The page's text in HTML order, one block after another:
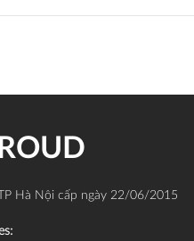
Hà Nội cấp ngày 22/06/2015